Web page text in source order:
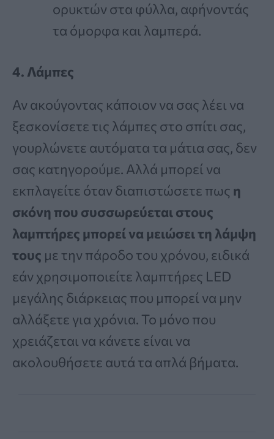
ορυκτών στα φύλλα, αφήνοντάς
τα όμορφα και λαμπερά.
4. Λάμπες
Αν ακούγοντας κάποιον να σας λέει να
ξεσκονίσετε τις λάμπες στο σπίτι σας,
γουρλώνετε αυτόματα τα μάτια σας, δεν
σας κατηγορούμε. Αλλά μπορεί να
εκπλαγείτε όταν διαπιστώσετε πως η
σκόνη που συσσωρεύεται στους
λαμπτήρες μπορεί να μειώσει τη λάμψη
τους με την πάροδο του χρόνου, ειδικά
εάν χρησιμοποιείτε λαμπτήρες LED
μεγάλης διάρκειας που μπορεί να μην
αλλάξετε για χρόνια. Το μόνο που
χρειάζεται να κάνετε είναι να
ακολουθήσετε αυτά τα απλά βήματα.